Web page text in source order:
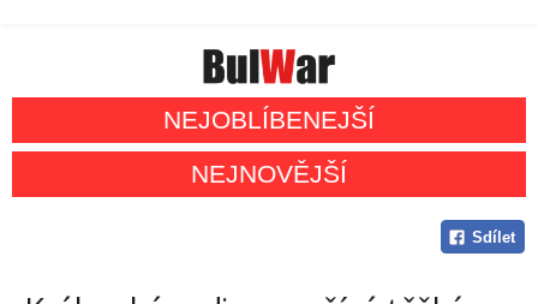
NEJOBLÍBENEJŠÍ
NEJNOVĚJŠÍ
Sdílet